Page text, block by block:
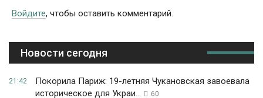
Войдите, чтобы оставить комментарий.
Новости сегодня
21:42
Покорила Париж: 19-летняя Чукановская завоевала
историческое для Украи...
60